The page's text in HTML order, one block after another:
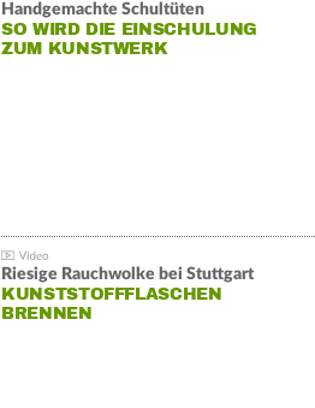
Handgemachte Schultüten
SO WIRD DIE EINSCHULUNG
ZUM KUNSTWERK
Riesige Rauchwolke bei Stuttgart
KUNSTSTOFFFLASCHEN
BRENNEN